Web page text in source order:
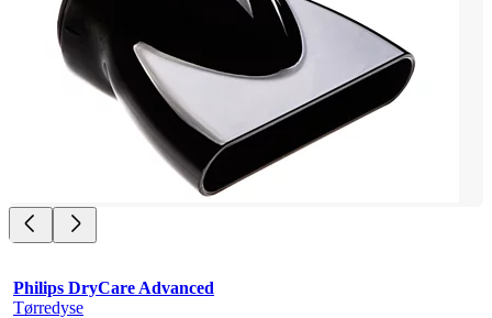
Philips DryCare Advanced
Tørredyse